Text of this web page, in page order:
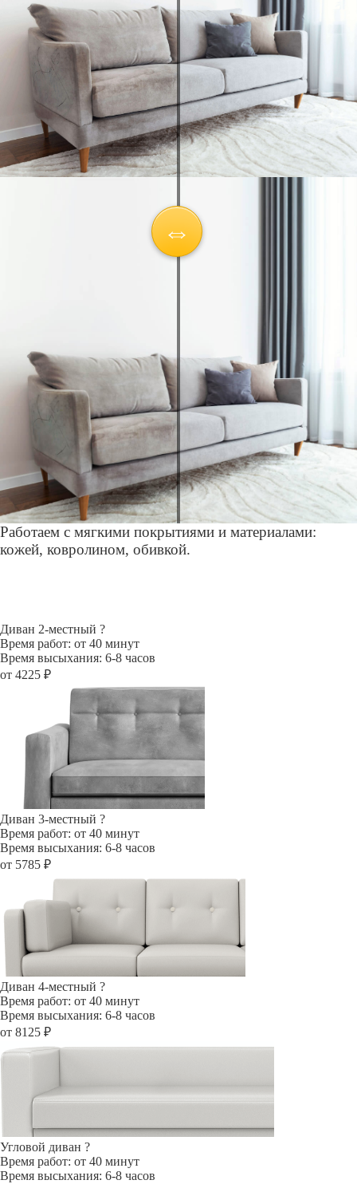
Работаем с мягкими покрытиями и материалами:
кожей, ковролином, обивкой.
Диван 2-местный ?
Время работ: от 40 минут
Время высыхания: 6-8 часов
от 4225 ₽
Диван 3-местный ?
Время работ: от 40 минут
Время высыхания: 6-8 часов
от 5785 ₽
Диван 4-местный ?
Время работ: от 40 минут
Время высыхания: 6-8 часов
от 8125 ₽
Угловой диван ?
Время работ: от 40 минут
Время высыхания: 6-8 часов